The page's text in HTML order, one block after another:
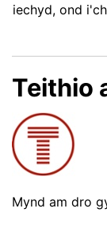
iechyd, ond
Teithio
Mynd am dro